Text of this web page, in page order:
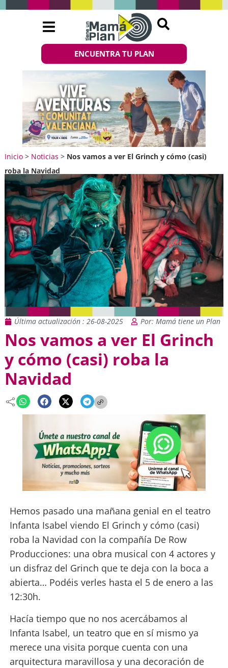
ENCUENTRA TU PLAN
Inicio> Noticias > Nos vamos a ver El Grinch y cómo (casi)
roba la Navidad
Última actualización : 26-08-2025 Por: Mamá tiene un Plan
Nos vamos a ver El Grinch
y cómo (casi) roba la
Navidad
Hemos pasado una mañana genial en el teatro
Infanta Isabel viendo El Grinch y cómo (casi)
roba la Navidad con la compañía De Row
Producciones: una obra musical con 4 actores y
un disfraz del Grinch que te deja con la boca a
abierta… Podéis verles hasta el 5 de enero a las
12:30h.
Hacía tiempo que no nos acercábamos al
Infanta Isabel, un teatro que en sí mismo ya
merece una visita porque cuenta con una
arquitectura maravillosa y una decoración de